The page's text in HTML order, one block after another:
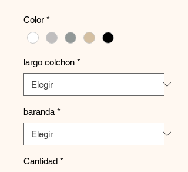
Color *
largo colchon *
baranda *
Cantidad *